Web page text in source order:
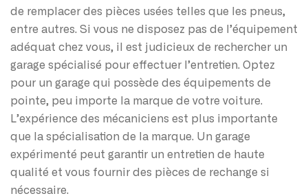
de remplacer des pièces usées telles que les pneus,
entre autres. Si vous ne disposez pas de l’équipement
adéquat chez vous, il est judicieux de rechercher un
garage spécialisé pour effectuer l’entretien. Optez
pour un garage qui possède des équipements de
pointe, peu importe la marque de votre voiture.
L’expérience des mécaniciens est plus importante
que la spécialisation de la marque. Un garage
expérimenté peut garantir un entretien de haute
qualité et vous fournir des pièces de rechange si
nécessaire.